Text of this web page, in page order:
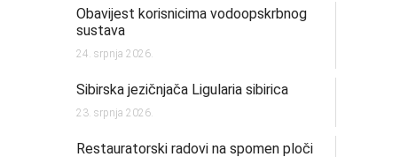
Obavijest korisnicima vodoopskrbnog
sustava
24. srpnja 2026.
Sibirska jezičnjača Ligularia sibirica
23. srpnja 2026.
Restauratorski radovi na spomen ploči